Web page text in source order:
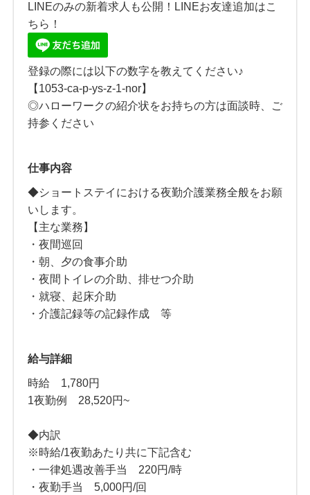
LINEのみの新着求人も公開！LINEお友達追加はこ
ちら！
登録の際には以下の数字を教えてください♪
【1053-ca-p-ys-z-1-nor】
◎ハローワークの紹介状をお持ちの方は面談時、ご
持参ください
仕事内容
◆ショートステイにおける夜勤介護業務全般をお願
いします。
【主な業務】
・夜間巡回
・朝、夕の食事介助
・夜間トイレの介助、排せつ介助
・就寝、起床介助
・介護記録等の記録作成 等
給与詳細
時給 1,780円
1夜勤例 28,520円~
◆内訳
※時給/1夜勤あたり共に下記含む
・一律処遇改善手当 220円/時
・夜勤手当 5,000円/回